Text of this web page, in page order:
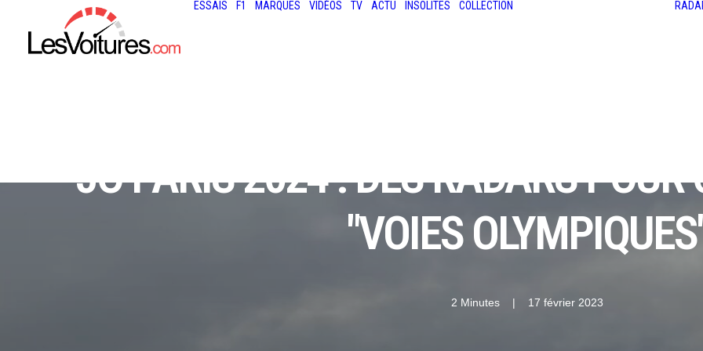
ESSAIS F1 MARQUES VIDÉOS TV ACTU INSOLITES COLLECTION
JO PARIS 2024 : DES RADARS POUR
"VOIES
2 Minutes | 17 février 2023